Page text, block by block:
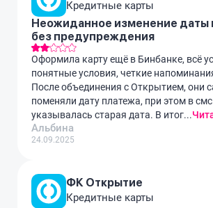
Кредитные карты
Неожиданное изменение даты
без предупреждения
Оформила карту ещё в Бинбанке, всё
понятные условия, четкие
После объединения с Открытием, они
поменяли дату платежа, при этом в
указывалась старая дата. В итог...
Альбина
24.09.2025
ФК Открытие
Кредитные карты